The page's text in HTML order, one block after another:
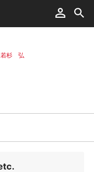
若杉 弘